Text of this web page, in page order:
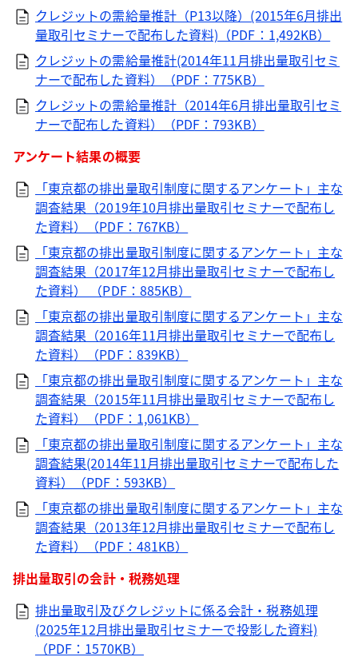
クレジットの需給量推計（P13以降）(2015年6月排出
量取引セミナーで配布した資料)（PDF：1,492KB）
クレジットの需給量推計(2014年11月排出量取引セミ
ナーで配布した資料）（PDF：775KB）
クレジットの需給量推計（2014年6月排出量取引セミ
ナーで配布した資料）（PDF：793KB）
アンケート結果の概要
「東京都の排出量取引制度に関するアンケート」主な
調査結果（2019年10月排出量取引セミナーで配布し
た資料）（PDF：767KB）
「東京都の排出量取引制度に関するアンケート」主な
調査結果（2017年12月排出量取引セミナーで配布し
た資料） （PDF：885KB）
「東京都の排出量取引制度に関するアンケート」主な
調査結果（2016年11月排出量取引セミナーで配布し
た資料）（PDF：839KB）
「東京都の排出量取引制度に関するアンケート」主な
調査結果（2015年11月排出量取引セミナーで配布し
た資料）（PDF：1,061KB）
「東京都の排出量取引制度に関するアンケート」主な
調査結果(2014年11月排出量取引セミナーで配布した
資料）（PDF：593KB）
「東京都の排出量取引制度に関するアンケート」主な
調査結果（2013年12月排出量取引セミナーで配布し
た資料）（PDF：481KB）
排出量取引の会計・税務処理
排出量取引及びクレジットに係る会計・税務処理
(2025年12月排出量取引セミナーで投影した資料)
（PDF：1570KB）